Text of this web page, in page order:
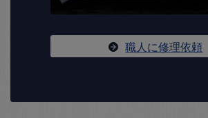
職人に修理依頼